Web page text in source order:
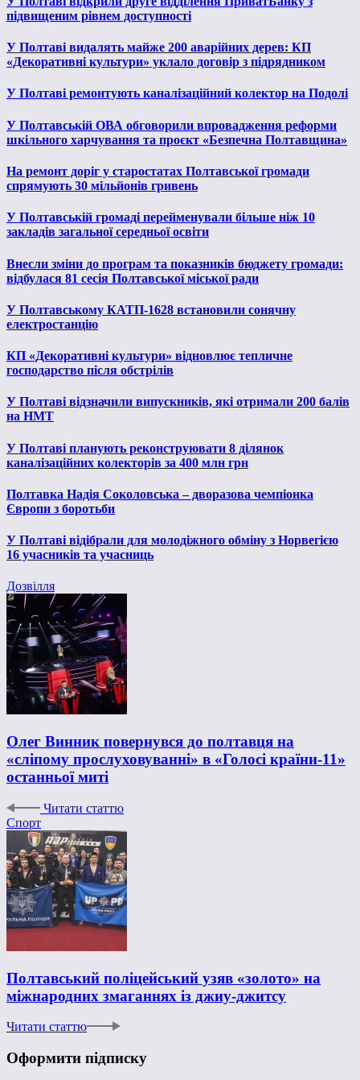
підвищеним рівнем доступності
У Полтаві видалять майже 200 аварійних дерев: КП
«Декоративні культури» уклало договір з підрядником
У Полтаві ремонтують каналізаційний колектор на Подолі
У Полтавській ОВА обговорили впровадження реформи
шкільного харчування та проєкт «Безпечна Полтавщина»
На ремонт доріг у старостатах Полтавської громади
спрямують 30 мільйонів гривень
У Полтавській громаді перейменували більше ніж 10
закладів загальної середньої освіти
Внесли зміни до програм та показників бюджету громади:
відбулася 81 сесія Полтавської міської ради
У Полтавському КАТП-1628 встановили сонячну
електростанцію
КП «Декоративні культури» відновлює тепличне
господарство після обстрілів
У Полтаві відзначили випускників, які отримали 200 балів
на НМТ
У Полтаві планують реконструювати 8 ділянок
каналізаційних колекторів за 400 млн грн
Полтавка Надія Соколовська – дворазова чемпіонка
Європи з боротьби
У Полтаві відібрали для молодіжного обміну з Норвегією
16 учасників та учасниць
Дозвілля
Олег Винник повернувся до полтавця на
«сліпому прослуховуванні» в «Голосі країни-11»
останньої миті
Читати статтю
Спорт
Полтавський поліцейський узяв «золото» на
міжнародних змаганнях із джиу-джитсу
Читати статтю
Оформити підписку